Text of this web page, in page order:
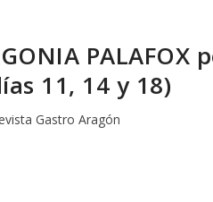
PALAFOX
11, 14 y 18)
Gastro Aragón